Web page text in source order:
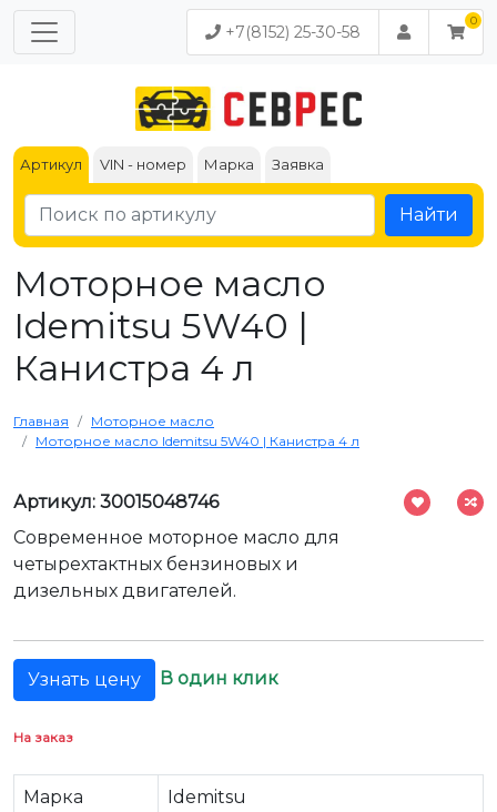
+7(8152) 25-30-58
Артикул VIN - номер Марка Заявка
Найти
Моторное масло ​​​​​​​
Idemitsu 5W40 |
Канистра 4 л
Главная
Моторное масло
Моторное масло ​​​​​​​Idemitsu 5W40 | Канистра 4 л
Артикул: 30015048746
Современное моторное масло для
четырехтактных бензиновых и
дизельных двигателей.
Узнать цену В один клик
На заказ
Марка Idemitsu